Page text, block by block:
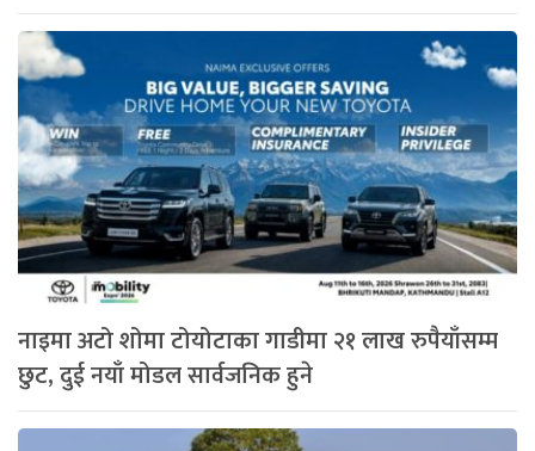
नाइमा अटो शोमा टोयोटाका गाडीमा २१ लाख रुपैयाँसम्म
छुट, दुई नयाँ मोडल सार्वजनिक हुने